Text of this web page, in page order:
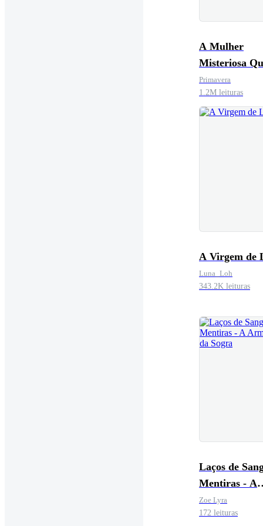
A Mulher
Misteriosa
Divórcio!
Primavera
1.2M leituras
A Virgem de
Luna_Loh
343.2K leituras
Laços de
Mentiras - A
Armadilha da
Zoe Lyra
172 leituras